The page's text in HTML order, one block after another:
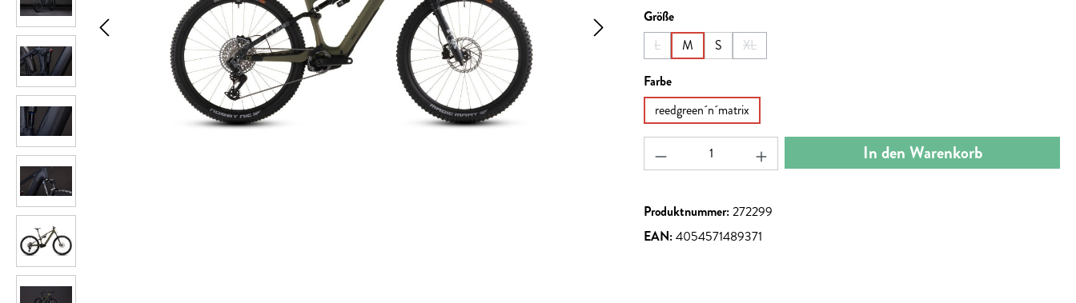
Größeauswählen
L
(Diese Option ist zurzeit nicht verfügbar.)
M S XL
(Diese Option ist zurzeit nicht verfügbar.)
Farbeauswählen
reedgreen´n´matrix
Produkt Anzahl: Gib den gewünschten Wert ein oder
In den Warenkorb
Produktnummer:272299
EAN:4054571489371